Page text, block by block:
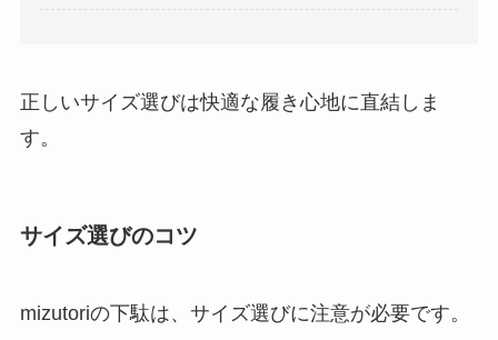
正しいサイズ選びは快適な履き心地に直結しま
す。
サイズ選びのコツ
mizutoriの下駄は、サイズ選びに注意が必要です。